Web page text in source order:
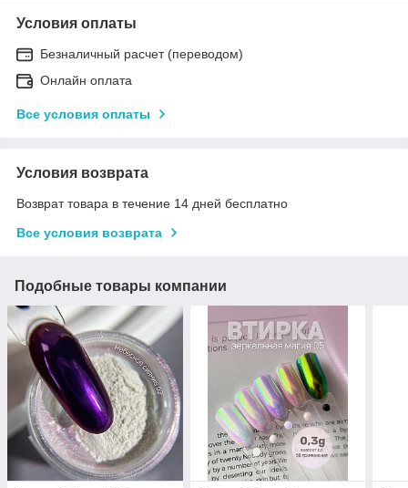
Условия оплаты
Безналичный расчет (переводом)
Онлайн оплата
Все условия оплаты
Условия возврата
Возврат товара в течение 14 дней бесплатно
Все условия возврата
Подобные товары компании